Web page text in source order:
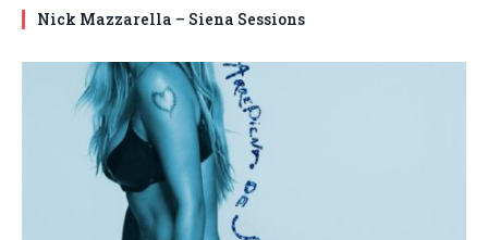
Nick Mazzarella – Siena Sessions